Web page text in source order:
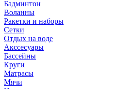
Бадминтон
Воланны
Ракетки и наборы
Сетки
Отдых на воде
Акссесуары
Бассейны
Круги
Матрасы
Мячи